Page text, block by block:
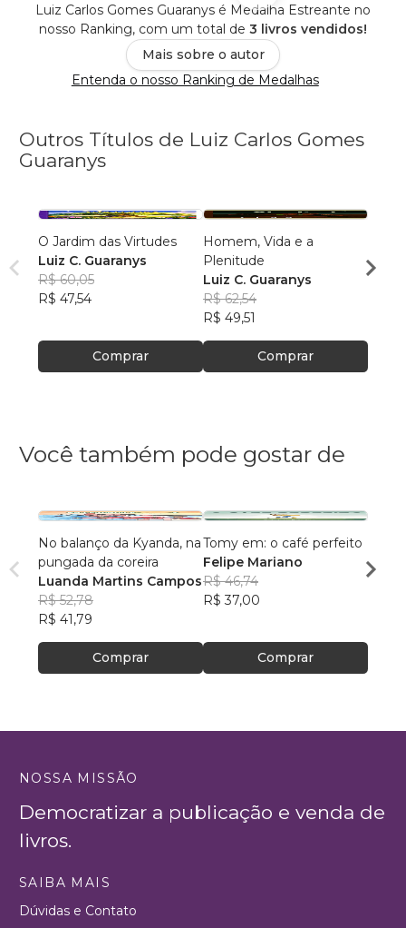
Luiz Carlos Gomes Guaranys é Medalha Estreante no
nosso Ranking, com um total de 3 livros vendidos!
Mais sobre o autor
Entenda o nosso Ranking de Medalhas
Outros Títulos de Luiz Carlos Gomes
Guaranys
O Jardim das Virtudes
Luiz C. Guaranys
R$ 60,05
R$ 47,54
Comprar
Homem, Vida e a
Plenitude
Luiz C. Guaranys
R$ 62,54
R$ 49,51
Comprar
Luiz
R$
Você também pode gostar de
No balanço da Kyanda, na
pungada da coreira
Luanda Martins Campos
R$ 52,78
R$ 41,79
Comprar
Tomy em: o café perfeito
Felipe Mariano
R$ 46,74
R$ 37,00
Comprar
NOSSA MISSÃO
Democratizar a publicação e venda de
livros.
SAIBA MAIS
Dúvidas e Contato